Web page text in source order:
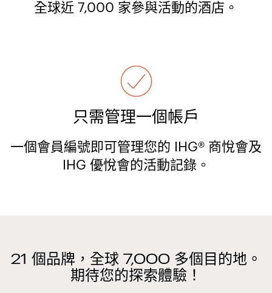
全球近 7,000 家參與活動的酒店。
只需管理一個帳戶
一個會員編號即可管理您的 IHG® 商悅會及
IHG 優悅會的活動記錄。
21 個品牌，全球 7,000 多個目的地。
期待您的探索體驗！